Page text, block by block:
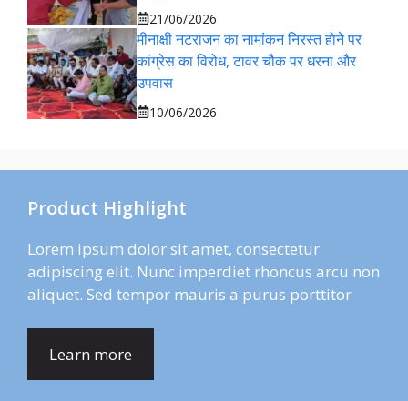
21/06/2026
मीनाक्षी नटराजन का नामांकन निरस्त होने पर
कांग्रेस का विरोध, टावर चौक पर धरना और
उपवास
10/06/2026
Product Highlight
Lorem ipsum dolor sit amet, consectetur
adipiscing elit. Nunc imperdiet rhoncus arcu non
aliquet. Sed tempor mauris a purus porttitor
Learn more